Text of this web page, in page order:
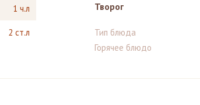
1 ч.л
2 ст.л
Творог
Тип блюда
Горячее блюдо